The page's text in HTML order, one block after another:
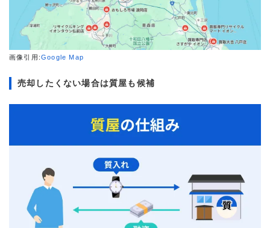
画像引用:Google Map
売却したくない場合は質屋も候補